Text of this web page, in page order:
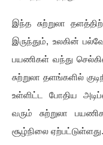
இந்த சுற்றுலா
இருந்தும், உலகின்
பயணிகள் வந்து
சுற்றுலா தளங்களில்
உள்ளிட்ட போதிய
வரும் சுற்றுலா
சூழ்நிலை ஏற்பட்டுள்ளது.